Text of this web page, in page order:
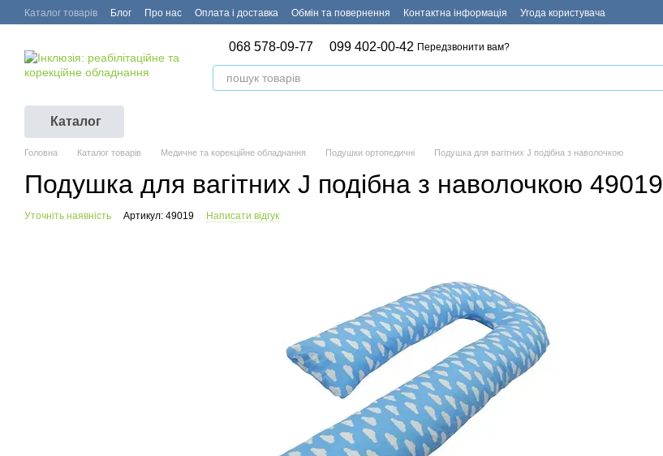
Перейти до основного контенту
Каталог товарів Блог Про нас Оплата і доставка Обмін та повернення Контактна інформація Угода користувача
068 578-09-77 099 402-00-42 Передзвонити вам?
Каталог
Головна Каталог товарів Медичне та корекційне обладнання Подушки ортопедичні Подушка для вагітних J подібна з наволочкою
Подушка для вагітних J подібна з наволочкою 49019
Уточніть наявність Артикул: 49019 Написати відгук